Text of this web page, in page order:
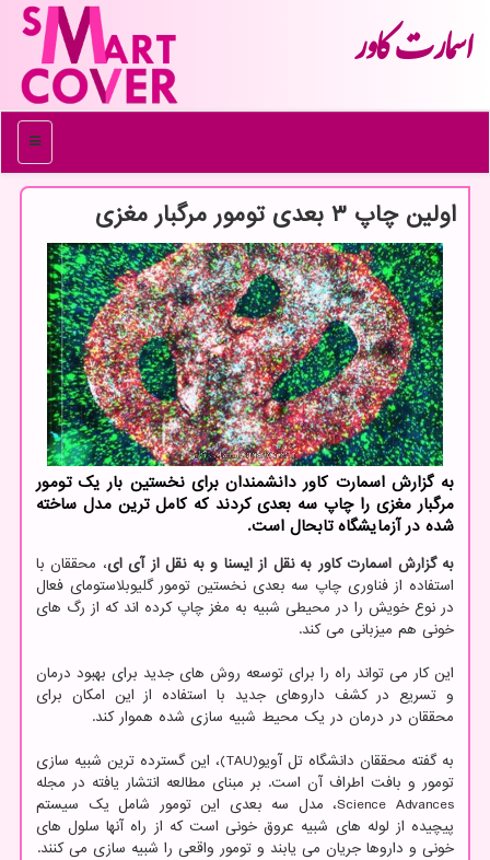
اسمارت كاور
منو
اولین چاپ ۳ بعدی تومور مرگبار مغزی
به گزارش اسمارت کاور دانشمندان برای نخستین بار یک تومور
مرگبار مغزی را چاپ سه بعدی کردند که کامل ترین مدل ساخته
شده در آزمایشگاه تابحال است.
به گزارش اسمارت کاور به نقل از ایسنا و به نقل از آی ای، محققان با
استفاده از فناوری چاپ سه بعدی نخستین تومور گلیوبلاستومای فعال
در نوع خویش را در محیطی شبیه به مغز چاپ کرده اند که از رگ های
خونی هم میزبانی می کند.
این کار می تواند راه را برای توسعه روش های جدید برای بهبود درمان
و تسریع در کشف داروهای جدید با استفاده از این امکان برای
محققان در درمان در یک محیط شبیه سازی شده هموار کند.
به گفته محققان دانشگاه تل آویو(TAU)، این گسترده ترین شبیه سازی
تومور و بافت اطراف آن است. بر مبنای مطالعه انتشار یافته در مجله
Science Advances، مدل سه بعدی این تومور شامل یک سیستم
پیچیده از لوله های شبیه عروق خونی است که از راه آنها سلول های
خونی و داروها جریان می یابند و تومور واقعی را شبیه سازی می کنند.